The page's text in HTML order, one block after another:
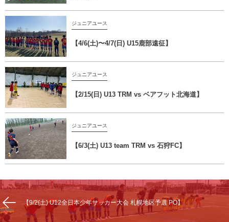
ジュニアユース
【4/6(土)〜4/7(日) U15鹿部遠征】
ジュニアユース
【2/15(日) U13 TRM vs ベアフット北海道】
ジュニアユース
【6/3(土) U13 team TRM vs 石狩FC】
【9/2(土) U12全日本少年サッカー大会 札幌地区予選 PO】